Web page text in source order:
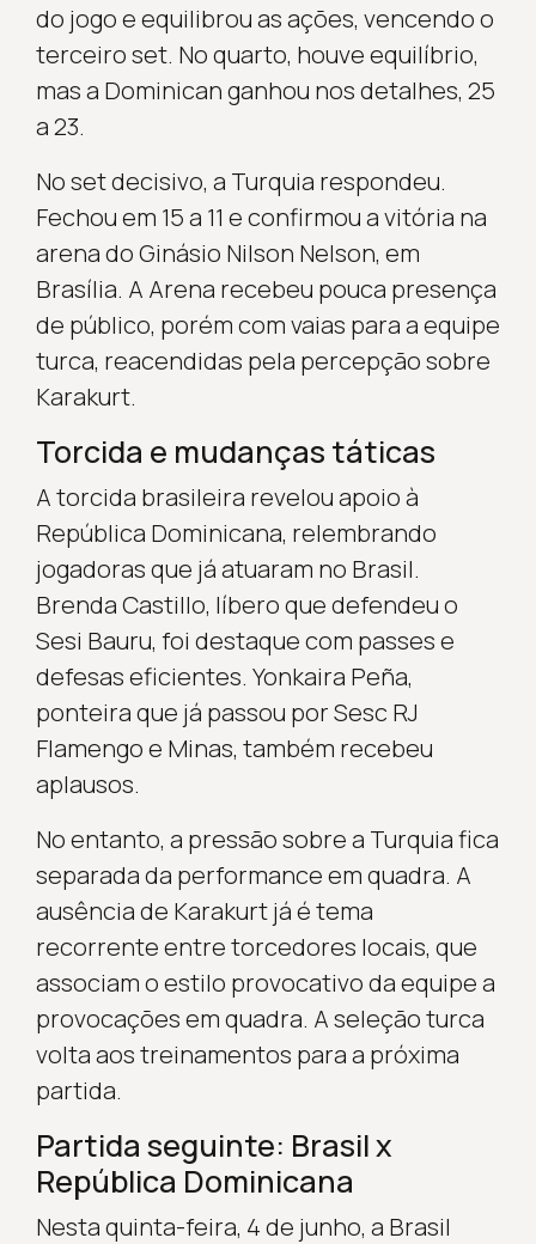
do jogo e equilibrou as ações, vencendo o
terceiro set. No quarto, houve equilíbrio,
mas a Dominican ganhou nos detalhes, 25
a 23.
No set decisivo, a Turquia respondeu.
Fechou em 15 a 11 e confirmou a vitória na
arena do Ginásio Nilson Nelson, em
Brasília. A Arena recebeu pouca presença
de público, porém com vaias para a equipe
turca, reacendidas pela percepção sobre
Karakurt.
Torcida e mudanças táticas
A torcida brasileira revelou apoio à
República Dominicana, relembrando
jogadoras que já atuaram no Brasil.
Brenda Castillo, líbero que defendeu o
Sesi Bauru, foi destaque com passes e
defesas eficientes. Yonkaira Peña,
ponteira que já passou por Sesc RJ
Flamengo e Minas, também recebeu
aplausos.
No entanto, a pressão sobre a Turquia fica
separada da performance em quadra. A
ausência de Karakurt já é tema
recorrente entre torcedores locais, que
associam o estilo provocativo da equipe a
provocações em quadra. A seleção turca
volta aos treinamentos para a próxima
partida.
Partida seguinte: Brasil x
República Dominicana
Nesta quinta-feira, 4 de junho, a Brasil